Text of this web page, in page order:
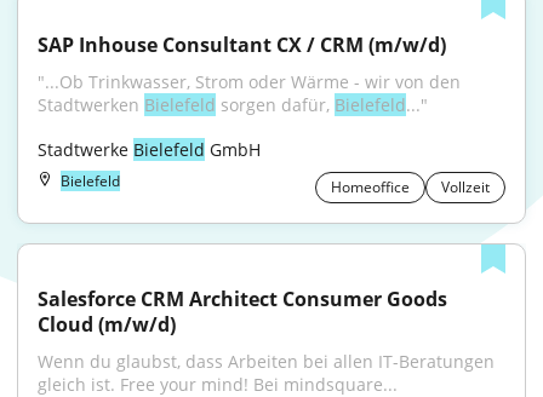
SAP Inhouse Consultant CX / CRM (m/w/d)
"...Ob Trinkwasser, Strom oder Wärme - wir von den
Stadtwerken Bielefeld sorgen dafür, Bielefeld..."
Stadtwerke Bielefeld GmbH
Bielefeld Homeoffice Vollzeit
Salesforce CRM Architect Consumer Goods
Cloud (m/w/d)
Wenn du glaubst, dass Arbeiten bei allen IT-Beratungen
gleich ist. Free your mind! Bei mindsquare...